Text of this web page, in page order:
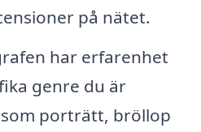
på nätet.
har erfarenhet
genre du är
porträtt, bröllop